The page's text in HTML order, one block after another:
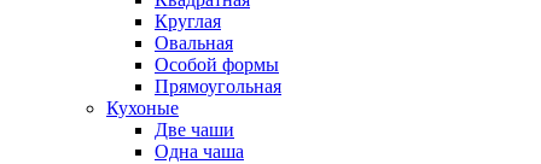
Круглая
Овальная
Особой формы
Прямоугольная
Кухоные
Две чаши
Одна чаша